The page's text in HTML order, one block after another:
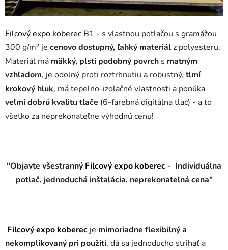
Filcový expo koberec B1 - s vlastnou potlačou s gramážou
300 g/m² je cenovo dostupný, ľahký materiálz polyesteru.
Materiál má mäkký, plsti podobný povrch s matným
vzhľadom, je odolný proti roztrhnutiu a robustný, tlmí
krokový hluk, má tepelno-izolačné vlastnosti a ponúka
veľmi dobrú kvalitu tlače (6-farebná digitálna tlač) - a to
všetko za neprekonateľne výhodnú cenu!
"Objavte všestranný Filcový expo koberec - Individuálna
potlač, jednoduchá inštalácia, neprekonateľná cena"
Filcový expo koberec je mimoriadne flexibilný a
nekomplikovaný pri použití, dá sa jednoducho strihať a